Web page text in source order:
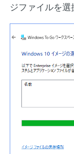
ジファイルを選